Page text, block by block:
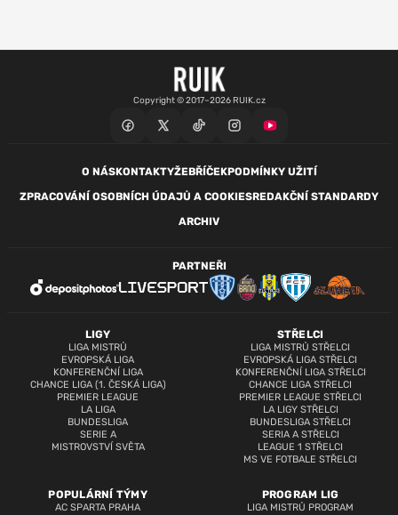
Copyright © 2017–2026 RUIK.cz
O NÁSKONTAKTYŽEBŘÍČEKPODMÍNKY UŽITÍ
ZPRACOVÁNÍ OSOBNÍCH ÚDAJŮ A COOKIESREDAKČNÍ STANDARDY
ARCHIV
LIGY
LIGA MISTRŮ
EVROPSKÁ LIGA
KONFERENČNÍ LIGA
CHANCE LIGA (1. ČESKÁ LIGA)
PREMIER LEAGUE
LA LIGA
BUNDESLIGA
SERIE A
MISTROVSTVÍ SVĚTA
STŘELCI
LIGA MISTRŮ STŘELCI
EVROPSKÁ LIGA STŘELCI
KONFERENČNÍ LIGA STŘELCI
CHANCE LIGA STŘELCI
PREMIER LEAGUE STŘELCI
LA LIGY STŘELCI
BUNDESLIGA STŘELCI
SERIA A STŘELCI
LEAGUE 1 STŘELCI
MS VE FOTBALE STŘELCI
POPULÁRNÍ TÝMY
AC SPARTA PRAHA
PROGRAM LIG
LIGA MISTRŮ PROGRAM
PARTNEŘI